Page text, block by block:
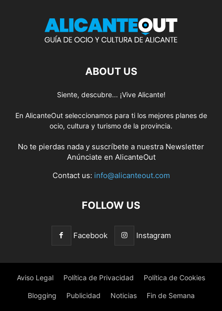
ABOUT US
Siente, descubre... ¡Vive Alicante!
En AlicanteOut seleccionamos para ti los mejores planes de
ocio, cultura y turismo de la provincia.
No te pierdas nada y suscríbete a nuestra Newsletter
Anúnciate en AlicanteOut
Contact us: info@alicanteout.com
FOLLOW US
Facebook Instagram
Aviso Legal Política de Privacidad Política de Cookies
Blogging Publicidad Noticias Fin de Semana